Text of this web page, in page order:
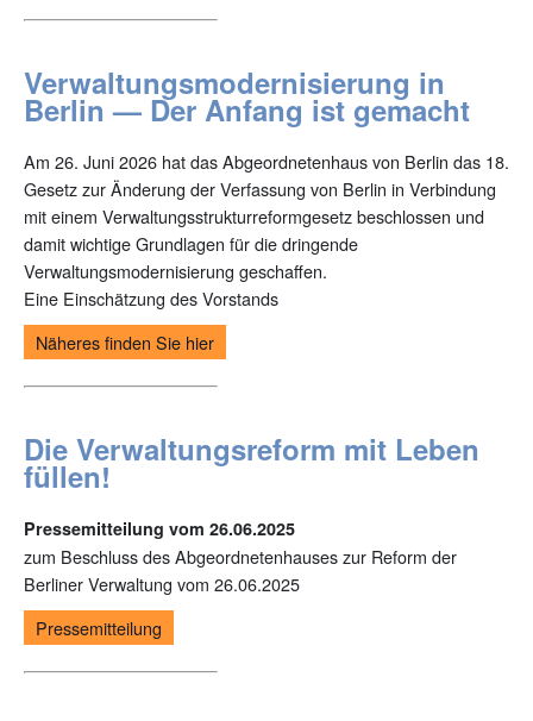
Verwaltungsmodernisierung in
Berlin — Der Anfang ist gemacht
Am 26. Juni 2026 hat das Abgeordnetenhaus von Berlin das 18.
Gesetz zur Änderung der Verfassung von Berlin in Verbindung
mit einem Verwaltungsstrukturreformgesetz beschlossen und
damit wichtige Grundlagen für die dringende
Verwaltungsmodernisierung geschaffen.
Eine Einschätzung des Vorstands
Näheres finden Sie hier
Die Verwaltungsreform mit Leben
füllen!
Pressemitteilung vom 26.06.2025
zum Beschluss des Abgeordnetenhauses zur Reform der
Berliner Verwaltung vom 26.06.2025
Pressemitteilung